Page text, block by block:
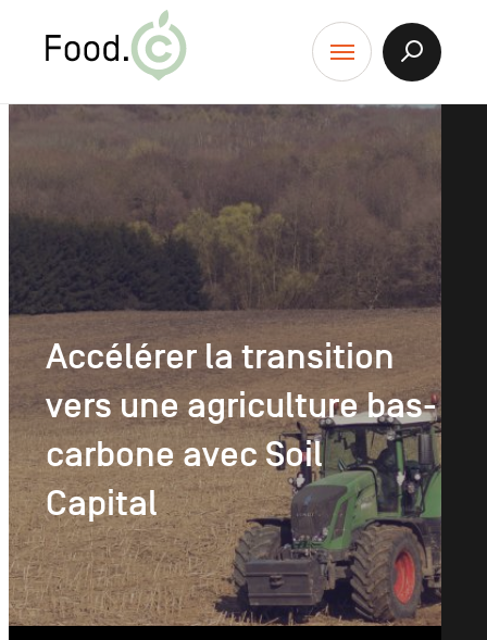
Menu
Afficher
Accélérer la transition
vers une agriculture bas-
carbone avec Soil
Capital